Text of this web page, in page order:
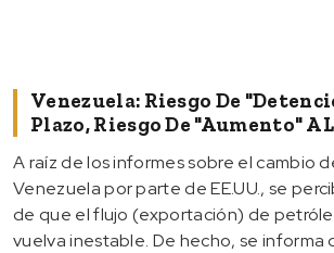
Venezuela: Riesgo De
Plazo, Riesgo De "aumento" A
A raíz de los informes sobre el cambio
Venezuela por parte de EE.UU., se
de que el flujo (exportación) de
vuelva inestable. De hecho, se informa